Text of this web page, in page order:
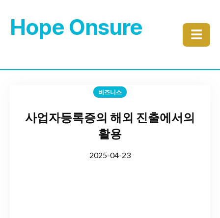
Hope Onsure ☰
비즈니스
사업자등록증의 해외 진출에서의
활용
2025-04-23